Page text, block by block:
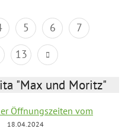
5 6
7
13
"Max und Moritz"
Öffnungszeiten vom
18.04.2024